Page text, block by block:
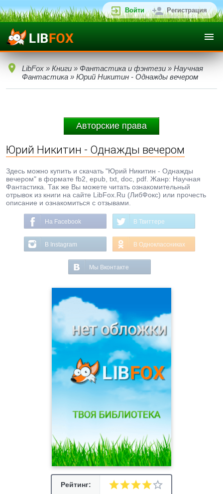
Войти Регистрация
LibFox » Книги » Фантастика и фэнтези » Научная
Фантастика » Юрий Никитин - Однажды вечером
Авторские права
Юрий Никитин - Однажды вечером
Здесь можно купить и скачать "Юрий Никитин - Однажды
вечером" в формате fb2, epub, txt, doc, pdf. Жанр: Научная
Фантастика. Так же Вы можете читать ознакомительный
отрывок из книги на сайте LibFox.Ru (ЛибФокс) или прочесть
описание и ознакомиться с отзывами.
На Facebook В Твиттере
В Instagram В Одноклассниках
Мы Вконтакте
Рейтинг: